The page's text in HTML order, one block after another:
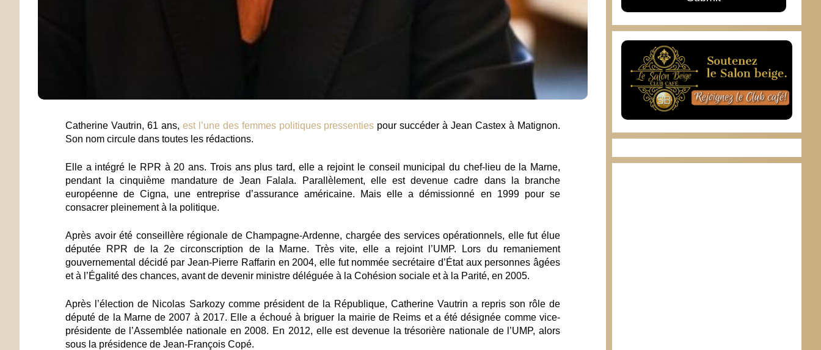
Catherine Vautrin, 61 ans, est l’une des femmes politiques pressenties pour succéder à Jean Castex à Matignon.
Son nom circule dans toutes les rédactions.
Elle a intégré le RPR à 20 ans. Trois ans plus tard, elle a rejoint le conseil municipal du chef-lieu de la Marne,
pendant la cinquième mandature de Jean Falala. Parallèlement, elle est devenue cadre dans la branche
européenne de Cigna, une entreprise d’assurance américaine. Mais elle a démissionné en 1999 pour se
consacrer pleinement à la politique.
Après avoir été conseillère régionale de Champagne-Ardenne, chargée des services opérationnels, elle fut élue
députée RPR de la 2e circonscription de la Marne. Très vite, elle a rejoint l’UMP. Lors du remaniement
gouvernemental décidé par Jean-Pierre Raffarin en 2004, elle fut nommée secrétaire d’État aux personnes âgées
et à l’Égalité des chances, avant de devenir ministre déléguée à la Cohésion sociale et à la Parité, en 2005.
Après l’élection de Nicolas Sarkozy comme président de la République, Catherine Vautrin a repris son rôle de
député de la Marne de 2007 à 2017. Elle a échoué à briguer la mairie de Reims et a été désignée comme vice-
présidente de l’Assemblée nationale en 2008. En 2012, elle est devenue la trésorière nationale de l’UMP, alors
sous la présidence de Jean-François Copé.